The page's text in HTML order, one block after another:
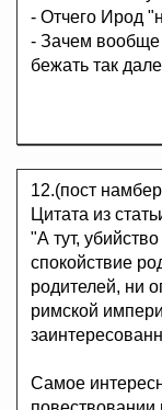
- Отчего Ирод
- Зачем вообще
бежать так
12.(пост
Цитата из
"А тут,
спокойствие
родителей, ни
римской
Самое